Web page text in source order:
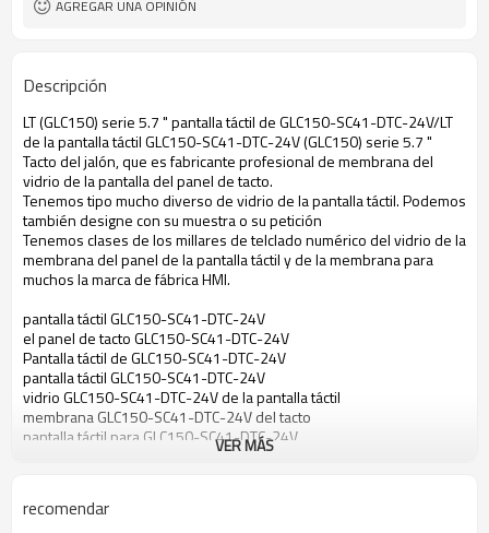
AGREGAR UNA OPINIÓN
Descripción
LT (GLC150) serie 5.7 " pantalla táctil de GLC150-SC41-DTC-24V/LT
de la pantalla táctil GLC150-SC41-DTC-24V (GLC150) serie 5.7 "
Tacto del jalón, que es fabricante profesional de membrana del
vidrio de la pantalla del panel de tacto.
Tenemos tipo mucho diverso de vidrio de la pantalla táctil. Podemos
también designe con su muestra o su petición
Tenemos clases de los millares de telclado numérico del vidrio de la
membrana del panel de la pantalla táctil y de la membrana para
muchos la marca de fábrica HMI.
pantalla táctil GLC150-SC41-DTC-24V
el panel de tacto GLC150-SC41-DTC-24V
Pantalla táctil de GLC150-SC41-DTC-24V
pantalla táctil GLC150-SC41-DTC-24V
vidrio GLC150-SC41-DTC-24V de la pantalla táctil
membrana GLC150-SC41-DTC-24V del tacto
pantalla táctil para GLC150-SC41-DTC-24V
el panel de tacto para GLC150-SC41-DTC-24V
membrana del tacto para GLC150-SC41-DTC-24V
VER MÁS
recomendar